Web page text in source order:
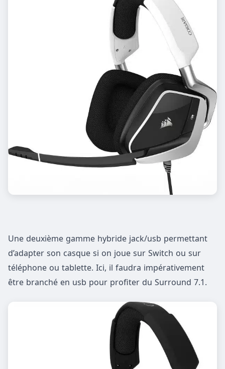
Une deuxième gamme hybride jack/usb permettant
d’adapter son casque si on joue sur Switch ou sur
téléphone ou tablette. Ici, il faudra impérativement
être branché en usb pour profiter du Surround 7.1.